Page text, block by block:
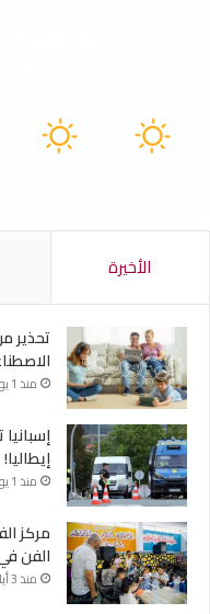
الأخيرة
تحذير
منذ 1 يوم
إيطاليا!
منذ 1 يوم
مركز
الفن
منذ 3 أيام